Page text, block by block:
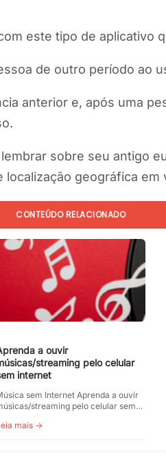
este tipo de aplicativo
de outro período ao
anterior e, após uma
sobre seu antigo
geográfica em
CONTEÚDO RELACIONADO
a ouvir
streaming pelo celular
internet
sem Internet Aprenda a ouvir
streaming pelo celular sem…
mais →